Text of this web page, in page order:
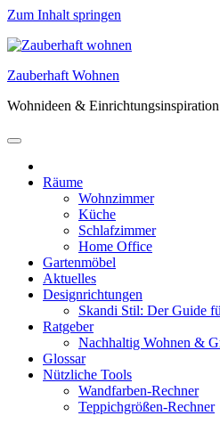
Zum Inhalt springen
Zauberhaft Wohnen
Wohnideen & Einrichtungsinspiration
Räume
Wohnzimmer
Küche
Schlafzimmer
Home Office
Gartenmöbel
Aktuelles
Designrichtungen
Skandi Stil: Der Guide
Ratgeber
Nachhaltig Wohnen &
Glossar
Nützliche Tools
Wandfarben-Rechner
Teppichgrößen-Rechner